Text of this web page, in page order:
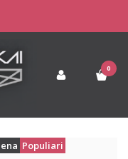
0
Populiari